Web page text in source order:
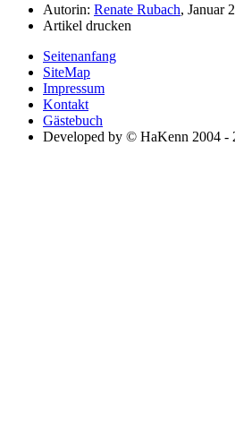
Autorin: Renate Rubach, Januar
Artikel drucken
Seitenanfang
SiteMap
Impressum
Kontakt
Gästebuch
Developed by © HaKenn 2004 -